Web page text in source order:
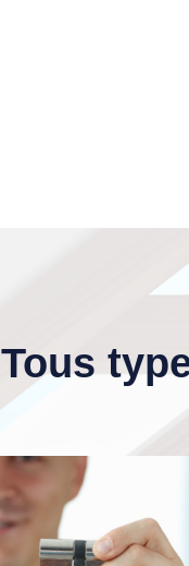
Tous